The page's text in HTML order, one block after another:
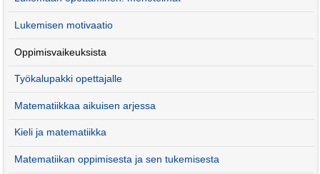
Lukemisen motivaatio
Oppimisvaikeuksista
Työkalupakki opettajalle
Matematiikkaa aikuisen arjessa
Kieli ja matematiikka
Matematiikan oppimisesta ja sen tukemisesta